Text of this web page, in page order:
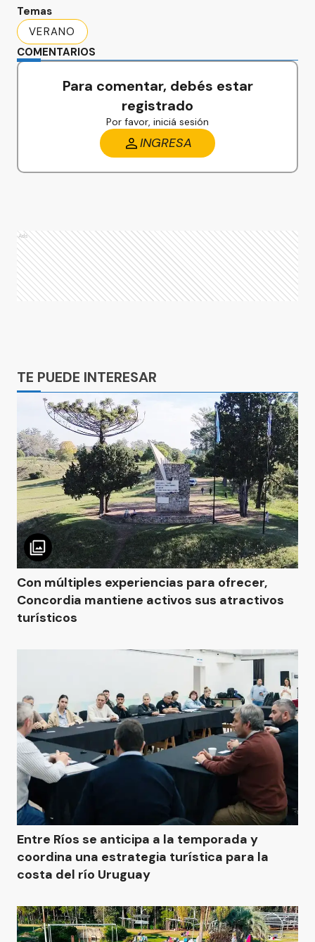
Temas
VERANO
COMENTARIOS
Para comentar, debés estar
registrado
Por favor, iniciá sesión
INGRESA
Ads
TE PUEDE INTERESAR
Con múltiples experiencias para ofrecer,
Concordia mantiene activos sus atractivos
turísticos
Entre Ríos se anticipa a la temporada y
coordina una estrategia turística para la
costa del río Uruguay